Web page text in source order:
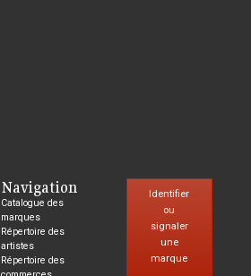
Navigation
Catalogue des
marques
Répertoire des
artistes
Répertoire des
Identifier
ou
signaler
une
marque